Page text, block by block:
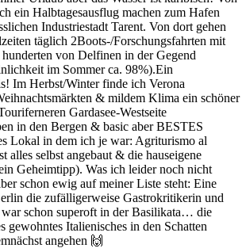
ein Halbtagesausflug machen zum Hafen
Industriestadt Tarent. Von dort gehen
täglich 2Boots-/Forschungsfahrten mit
von Delfinen in der Gegend
im Sommer ca. 98%).Ein
Im Herbst/Winter finde ich Verona
& mildem Klima ein schöner
Gardasee-Westseite
in den Bergen & basic aber BESTES
Lokal in dem ich je war: Agriturismo al
alles selbst angebaut & die hauseigene
Geheimtipp). Was ich leider noch nicht
schon ewig auf meiner Liste steht: Eine
die zufälligerweise Gastrokritikerin und
schon superoft in der Basilikata… die
gewohntes Italienisches in den Schatten
angehen 🙌